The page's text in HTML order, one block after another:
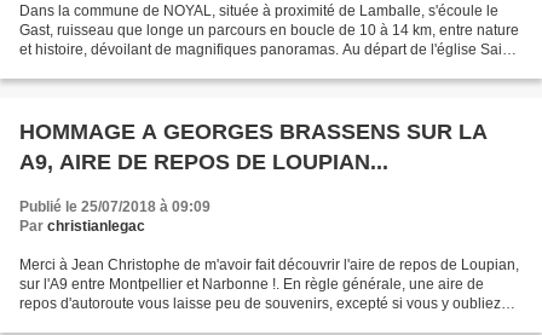
Dans la commune de NOYAL, située à proximité de Lamballe, s'écoule le
Gast, ruisseau que longe un parcours en boucle de 10 à 14 km, entre nature
et histoire, dévoilant de magnifiques panoramas. Au départ de l'église Saint-
HOMMAGE A GEORGES BRASSENS SUR LA
A9, AIRE DE REPOS DE LOUPIAN...
Publié le 25/07/2018 à 09:09
Par christianlegac
Merci à Jean Christophe de m'avoir fait découvrir l'aire de repos de Loupian,
sur l'A9 entre Montpellier et Narbonne !. En règle générale, une aire de
repos d'autoroute vous laisse peu de souvenirs, excepté si vous y oubliez